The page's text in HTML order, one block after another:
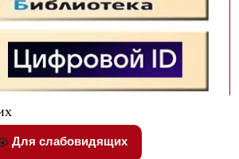
Для слабовидящих